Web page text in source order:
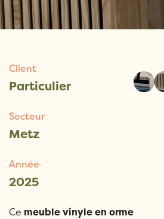
Client
Particulier
Secteur
Metz
Année
2025
Ce meuble vinyle en orme